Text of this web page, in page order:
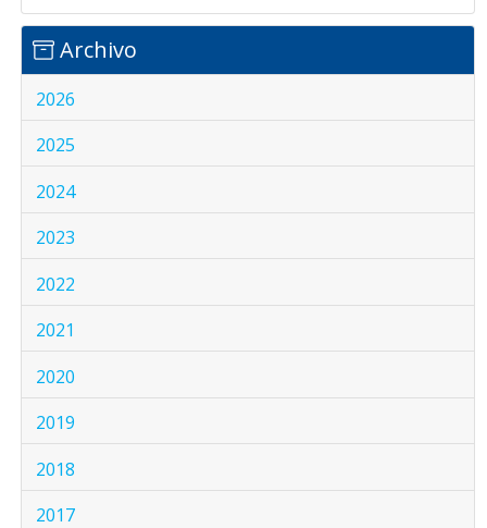
Archivo
2026
2025
2024
2023
2022
2021
2020
2019
2018
2017